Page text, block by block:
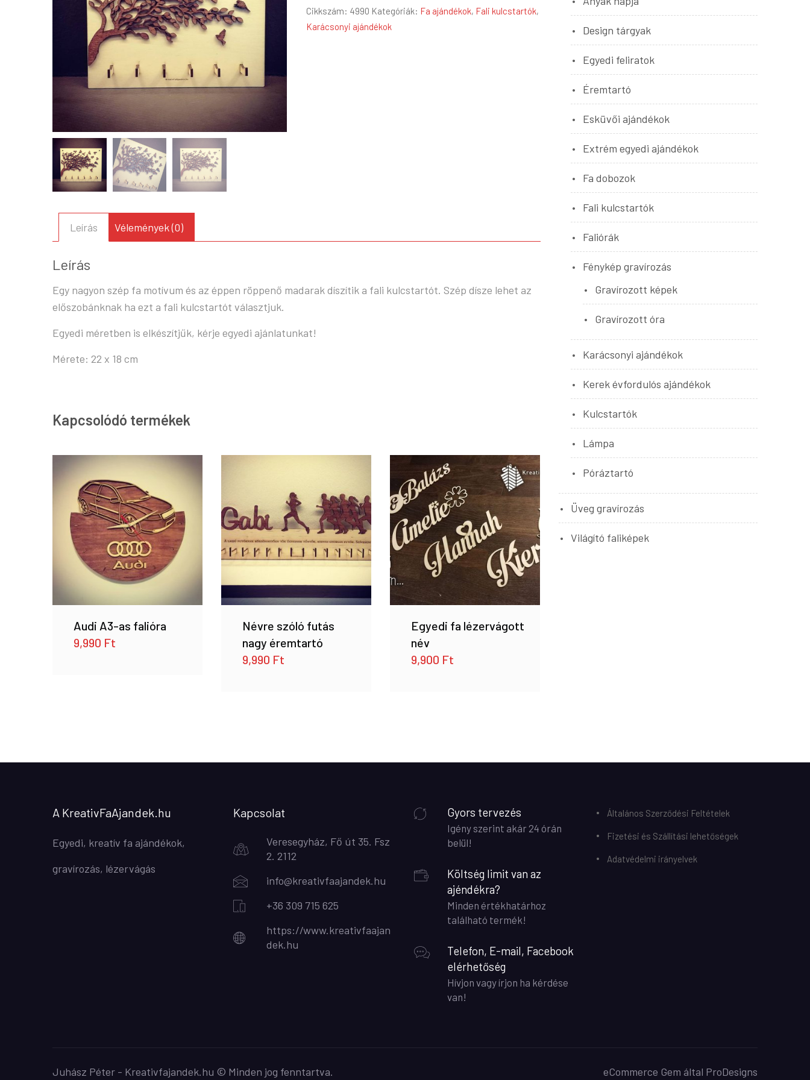
kulcstartó
mennyiség
Cikkszám: 4990 Kategóriák: Fa ajándékok, Fali kulcstartók,
Karácsonyi ajándékok
Leírás Vélemények (0)
Leírás
Egy nagyon szép fa motívum és az éppen röppenő madarak díszítik a fali kulcstartót. Szép dísze lehet az
előszobánknak ha ezt a fali kulcstartót választjuk.
Egyedi méretben is elkészítjűk, kérje egyedi ajánlatunkat!
Mérete: 22 x 18 cm
Kapcsolódó termékek
Audi A3-as falióra
9,990 Ft
Névre szóló futás
nagy éremtartó
9,990 Ft
Egyedi fa lézervágott
név
9,900 Ft
Design tárgyak
Egyedi feliratok
Éremtartó
Esküvői ajándékok
Extrém egyedi ajándékok
Fa dobozok
Fali kulcstartók
Faliórák
Fénykép gravírozás
Gravírozott képek
Gravírozott óra
Karácsonyi ajándékok
Kerek évfordulós ajándékok
Kulcstartók
Lámpa
Póráztartó
Üveg gravírozás
Világító faliképek
A KreativFaAjandek.hu
Egyedi, kreatív fa ajándékok,
gravírozás, lézervágás
Kapcsolat
Veresegyház, Fő út 35. Fsz
2. 2112
info@kreativfaajandek.hu
+36 309 715 625
https://www.kreativfaajan
dek.hu
Gyors tervezés
Igény szerint akár 24 órán
belül!
Költség limit van az
ajéndékra?
Minden értékhatárhoz
található termék!
Telefon, E-mail, Facebook
elérhetőség
Hívjon vagy írjon ha kérdése
van!
Általános Szerződési Feltételek
Fizetési és Szállítási lehetőségek
Adatvédelmi irányelvek
Juhász Péter - Kreativfajandek.hu © Minden jog fenntartva. eCommerce Gem által ProDesigns